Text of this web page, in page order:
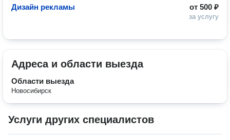
от 500 ₽
за услугу
Дизайн рекламы
Адреса и области выезда
Области выезда
Новосибирск
Услуги других специалистов